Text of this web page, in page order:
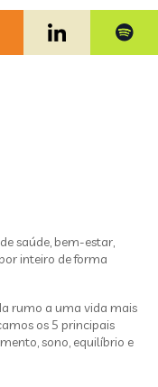
saúde, bem-estar,
inteiro de forma
rumo a uma vida mais
os 5 principais
sono, equilíbrio e